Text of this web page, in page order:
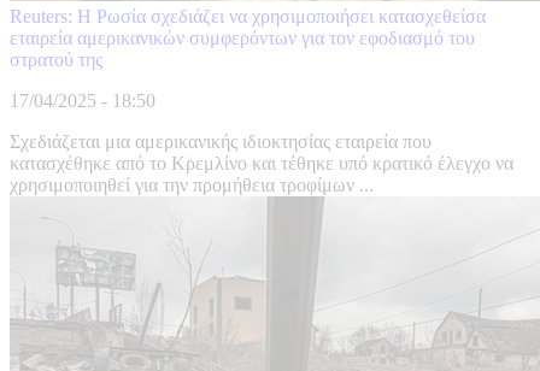
Reuters: Η Ρωσία σχεδιάζει να χρησιμοποιήσει κατασχεθείσα
εταιρεία αμερικανικών συμφερόντων για τον εφοδιασμό του
στρατού της
17/04/2025 - 18:50
Σχεδιάζεται μια αμερικανικής ιδιοκτησίας εταιρεία που
κατασχέθηκε από το Κρεμλίνο και τέθηκε υπό κρατικό έλεγχο να
χρησιμοποιηθεί για την προμήθεια τροφίμων ...